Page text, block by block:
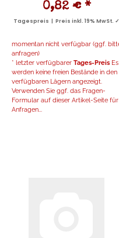
0,82 € *
Tagespreis | Preis inkl. 19% MwSt. ✓
momentan nicht verfügbar (ggf.
anfragen)
* letzter verfügbarer Tages-Preis Es
werden keine freien Bestände in den
verfügbaren Lägern angezeigt.
Verwenden Sie ggf. das Fragen-
Formular auf dieser Artikel-Seite für
Anfragen...